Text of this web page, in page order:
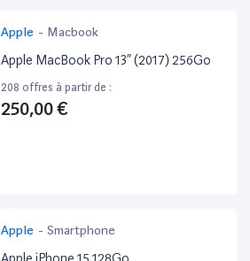
Apple - Macbook
Apple MacBook Pro 13” (2017) 256Go
208 offres à partir de :
250,00 €
Apple - Smartphone